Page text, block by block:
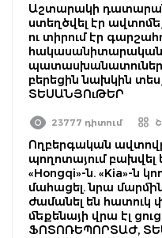
Աշտարակի
ստեղծվել էր
ու տիրում էր
հակասանիտարական
բերեցին նախկին
ՏԵՍԱՆՅՈւԹԵՐ
23777 դիտում
Ողբերգական
պողոտայում բախվել
«Hongqi»-ն. «Kia»-ն
մահացել. նրա
ժամանել են հատուկ
մեքենայի վրա էլ
ՖՈՏՈՌԵՊՈՐՏԱԺ,